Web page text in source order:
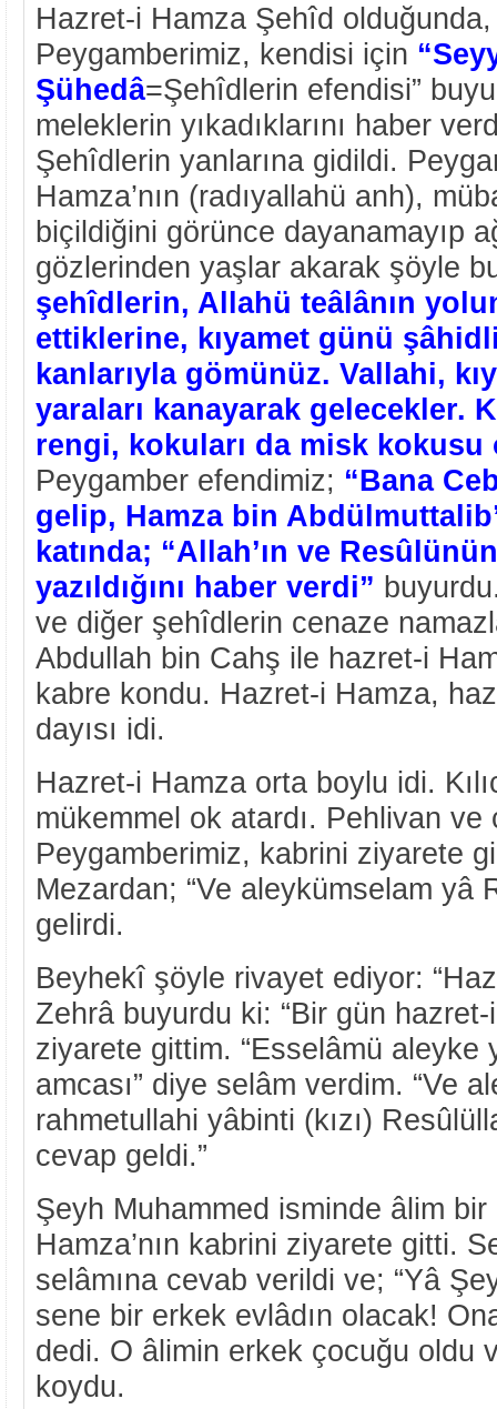
Hazret-i Hamza Şehîd
Peygamberimiz, kendisi için
Şühedâ=Şehîdlerin efendisi”
meleklerin yıkadıklarını haber
Şehîdlerin yanlarına gidildi.
Hamza’nın (radıyallahü anh),
biçildiğini görünce dayanamayıp
gözlerinden yaşlar akarak şöyle
şehîdlerin, Allahü teâlânın
ettiklerine, kıyamet günü
kanlarıyla gömünüz. Vallahi,
yaraları kanayarak gelecekler.
rengi, kokuları da misk kokusu
Peygamber efendimiz; “Bana
gelip, Hamza bin
katında; “Allah’ın ve
yazıldığını haber verdi”
ve diğer şehîdlerin cenaze
Abdullah bin Cahş ile hazret-i
kabre kondu. Hazret-i Hamza,
dayısı idi.
Hazret-i Hamza orta boylu idi.
mükemmel ok atardı. Pehlivan
Peygamberimiz, kabrini ziyarete
Mezardan; “Ve aleykümselam yâ
gelirdi.
Beyhekî şöyle rivayet ediyor:
Zehrâ buyurdu ki: “Bir gün hazret-
ziyarete gittim. “Esselâmü aleyke
amcası” diye selâm verdim. “Ve
rahmetullahi yâbinti (kızı)
cevap geldi.”
Şeyh Muhammed isminde âlim
Hamza’nın kabrini ziyarete gitti.
selâmına cevab verildi ve; “Yâ
sene bir erkek evlâdın olacak!
dedi. O âlimin erkek çocuğu oldu
koydu.